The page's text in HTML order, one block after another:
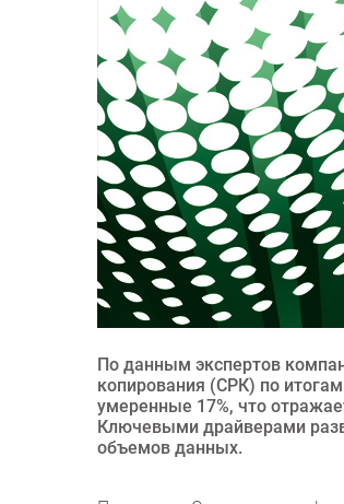
По данным экспертов
копирования (СРК) по
умеренные 17%, что
Ключевыми драйверами
объемов данных.